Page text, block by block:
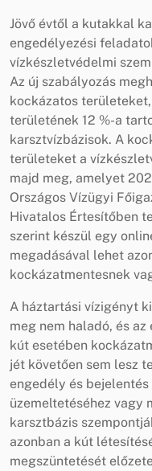
Jövő évtől a kutakkal
engedélyezési
vízkészletvédelmi
Az új szabályozás
kockázatos
területének 12 %-a
karsztvízbázisok. A
területeket a
majd meg, amelyet
Országos Vízügyi
Hivatalos Értesítőben
szerint készül egy
megadásával lehet
kockázatmentesnek
A háztartási vízigényt
meg nem haladó, és
kút esetében
jét követően sem lesz
engedély és
üzemeltetéséhez vagy
karsztbázis
azonban a kút
megszüntetését